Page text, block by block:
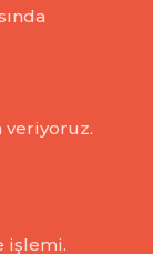
işlemi.